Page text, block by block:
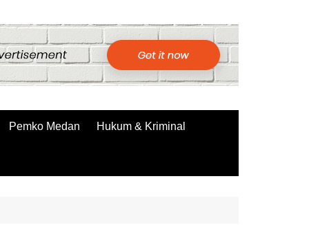
Pemko Medan Hukum & Kriminal